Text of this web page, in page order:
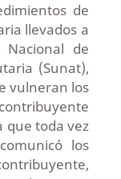
de
llevados a
de
(Sunat),
vulneran los
que toda vez
los